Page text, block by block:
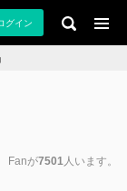
グイン
Fanが7501人います。